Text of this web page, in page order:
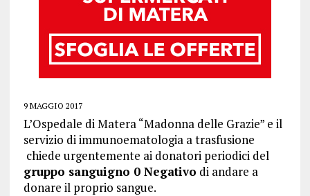
9 MAGGIO 2017
L’Ospedale di Matera “Madonna delle Grazie” e il
servizio di immunoematologia a trasfusione
chiede urgentemente ai donatori periodici del
gruppo sanguigno 0 Negativo di andare a
donare il proprio sangue.